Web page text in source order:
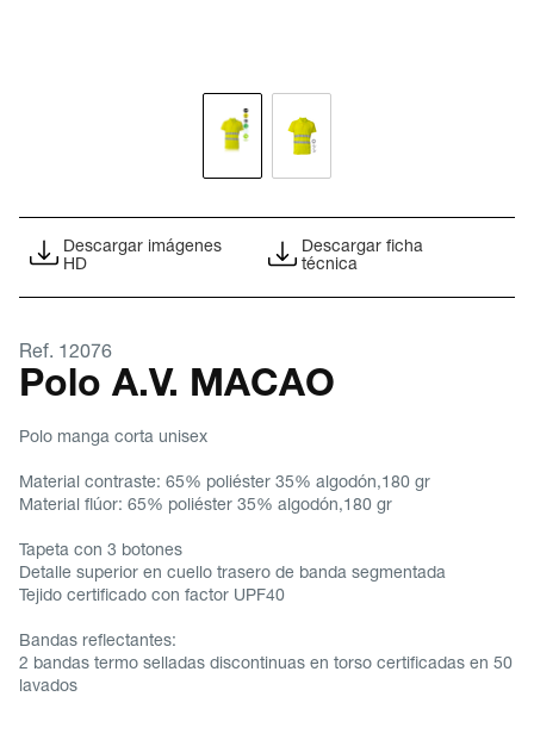
Descargar imágenes
HD
Descargar ficha
técnica
Ref. 12076
Polo A.V. MACAO
Polo manga corta unisex
Material contraste: 65% poliéster 35% algodón,180 gr
Material flúor: 65% poliéster 35% algodón,180 gr
Tapeta con 3 botones
Detalle superior en cuello trasero de banda segmentada
Tejido certificado con factor UPF40
Bandas reflectantes:
2 bandas termo selladas discontinuas en torso certificadas en 50
lavados